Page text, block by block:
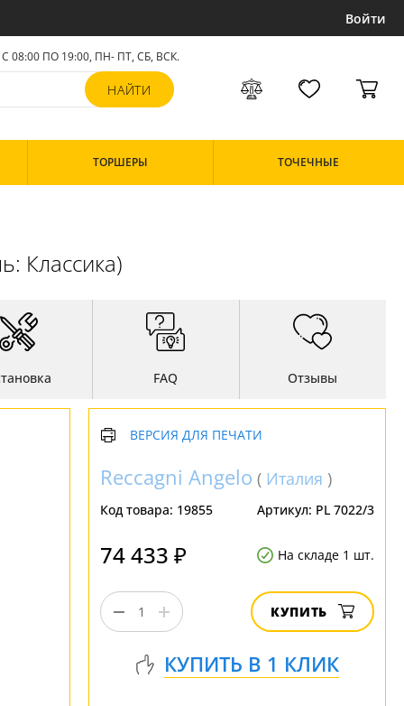
Войти
С 08:00 ПО 19:00, ПН- ПТ, СБ, ВСК.
ТОРШЕРЫ ТОЧЕЧНЫЕ
Классика)
FAQ Отзывы
ВЕРСИЯ ДЛЯ ПЕЧАТИ
Reccagni Angelo ( Италия )
Код товара: 19855 Артикул: PL 7022/3
74 433 ₽ На складе 1 шт.
КУПИТЬ